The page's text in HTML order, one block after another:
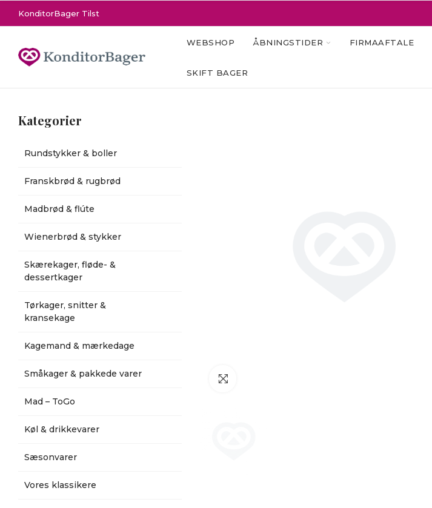
KonditorBager Tilst
WEBSHOP ÅBNINGSTIDER FIRMAAFTALE
SKIFT BAGER
Kategorier
Rundstykker & boller
Franskbrød & rugbrød
Madbrød & flúte
Wienerbrød & stykker
Skærekager, fløde- &
dessertkager
Tørkager, snitter &
kransekage
Kagemand & mærkedage
Småkager & pakkede varer
Mad – ToGo
Køl & drikkevarer
Sæsonvarer
Vores klassikere